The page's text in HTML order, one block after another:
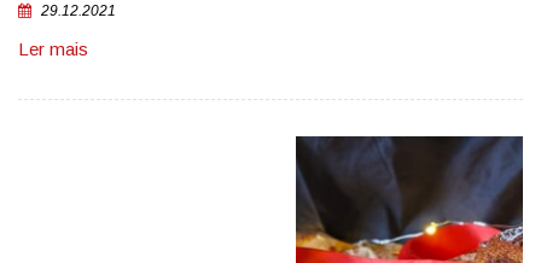
29.12.2021
Ler mais